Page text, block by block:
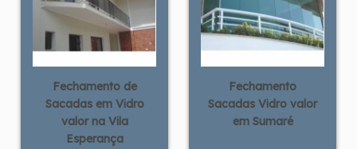
Fechamento de
Sacadas em Vidro
valor na Vila
Esperança
Fechamento
Sacadas Vidro valor
em Sumaré